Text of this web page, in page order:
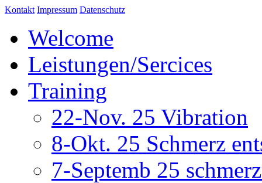
Kontakt Impressum Datenschutz
Welcome
Leistungen/Sercices
Training
22-Nov. 25 Vibration
8-Okt. 25 Schmerz
7-Septemb 25